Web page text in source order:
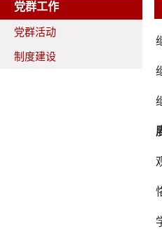
党群工作
党群活动
制度建设